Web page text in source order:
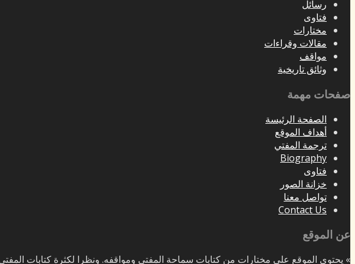
رسائل
فتاوى
مختارات
مقالات وقراءات
مواقف
وثائق تاريخية
صفحات مهمة
الصفحة الرئيسة
أهداف الموقع
ترجمة المفتي
Biography
فتاوى
خزانة الصور
تواصل معنا
Contact Us
عن الموقع
» يحتوي الموقع على مختارات من كتابات سماحة المفتي ومواقفه. ونظرا لكثرة كتابات